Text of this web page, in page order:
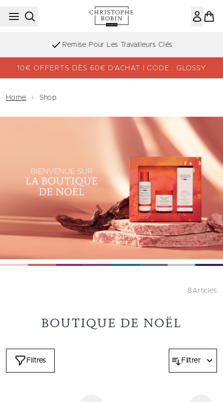
Passer au contenu principal
Remise Pour Les Travailleurs Clés
10€ OFFERTS DÈS 60€ D’ACHAT | CODE : GLOSSY
Home Shop
8Articles
BOUTIQUE DE NOËL
Filtres Filtrer